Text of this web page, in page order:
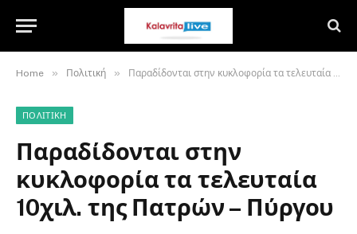
Home » Πολιτική » Παραδίδονται στην κυκλοφορία τα τελευταία 10χιλ. της Πατρών – Πύργου
ΠΟΛΙΤΙΚΉ
Παραδίδονται στην
κυκλοφορία τα τελευταία
10χιλ. της Πατρών – Πύργου